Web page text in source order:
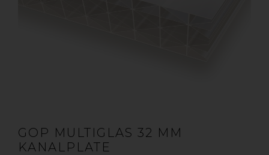
GOP MULTIGLAS 32 MM
KANALPLATE